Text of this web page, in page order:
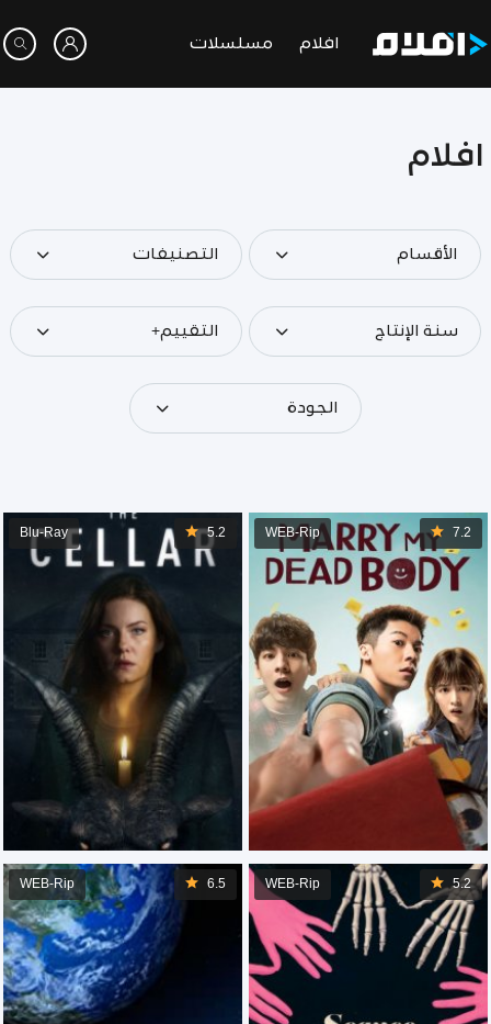
افلام مسلسلات
افلام
الأقسام التصنيفات
سنة الإنتاج التقييم+
الجودة
7.2
WEB-Rip
5.2
Blu-Ray
5.2
WEB-Rip
6.5
WEB-Rip